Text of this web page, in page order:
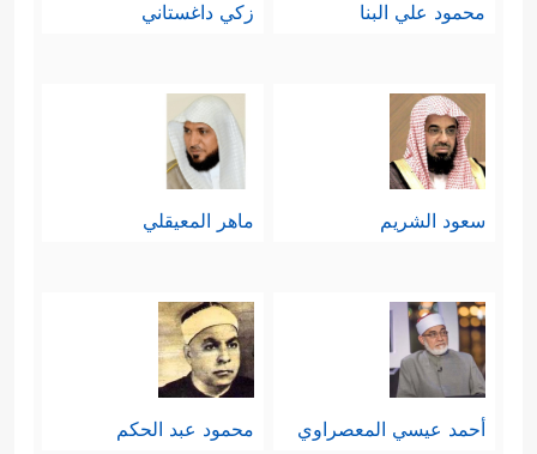
محمود علي البنا زكي داغستاني
سعود الشريم ماهر المعيقلي
أحمد عيسي المعصراوي محمود عبد الحكم